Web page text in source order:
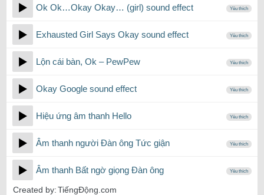
Ok Ok…Okay Okay… (girl) sound effect Yêu thích
Exhausted Girl Says Okay sound effect Yêu thích
Lộn cái bàn, Ok – PewPew Yêu thích
Okay Google sound effect Yêu thích
Hiệu ứng âm thanh Hello Yêu thích
Âm thanh người Đàn ông Tức giận Yêu thích
Âm thanh Bất ngờ giọng Đàn ông Yêu thích
Created by:TiếngĐộng.com